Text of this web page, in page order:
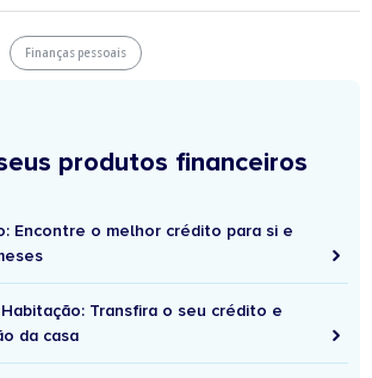
Finanças pessoais
produtos financeiros
Encontre o melhor crédito para si e
Transfira o seu crédito e
da casa